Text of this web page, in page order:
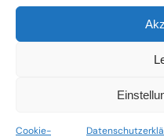
Cookie-
Wir setzen uns
Labels ein und bieten
aus über 30 Jahren
SoulPeddler Mailorder,
Nettirock – Nice Guy